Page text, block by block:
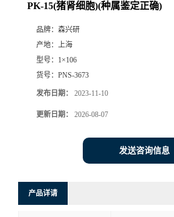
PK-15(猪肾细胞)(种属鉴定正确)
品牌： 森兴研
产地： 上海
型号： 1×106
货号： PNS-3673
发布日期： 2023-11-10
更新日期： 2026-08-07
发送咨询信息
产品详请